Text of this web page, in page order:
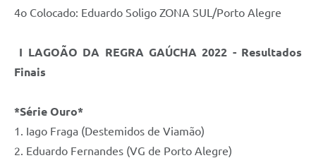
4o Colocado: Eduardo Soligo ZONA SUL/Porto Alegre
I LAGOÃO DA REGRA GAÚCHA 2022 - Resultados
Finais
*Série Ouro*
1. Iago Fraga (Destemidos de Viamão)
2. Eduardo Fernandes (VG de Porto Alegre)